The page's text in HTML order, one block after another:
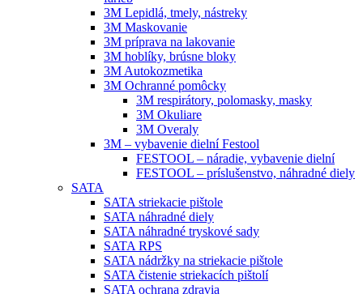
3M Lepidlá, tmely, nástreky
3M Maskovanie
3M príprava na lakovanie
3M hoblíky, brúsne bloky
3M Autokozmetika
3M Ochranné pomôcky
3M respirátory, polomasky, masky
3M Okuliare
3M Overaly
3M – vybavenie dielní Festool
FESTOOL – náradie, vybavenie dielní
FESTOOL – príslušenstvo, náhradné diely
SATA
SATA striekacie pištole
SATA náhradné diely
SATA náhradné tryskové sady
SATA RPS
SATA nádržky na striekacie pištole
SATA čistenie striekacích pištolí
SATA ochrana zdravia